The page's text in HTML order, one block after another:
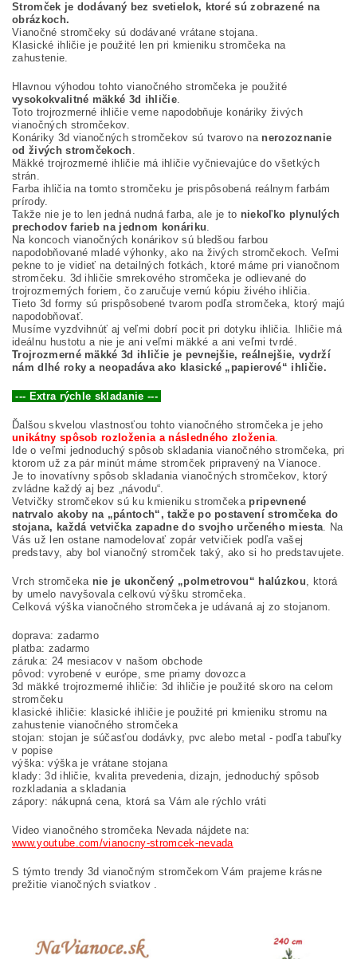
Stromček je dodávaný bez svetielok, ktoré sú zobrazené na
obrázkoch.
Vianočné stromčeky sú dodávané vrátane stojana.
Klasické ihličie je použité len pri kmieniku stromčeka na
zahustenie.
Hlavnou výhodou tohto vianočného stromčeka je použité
vysokokvalitné mäkké 3d ihličie.
Toto trojrozmerné ihličie verne napodobňuje konáriky živých
vianočných stromčekov.
Konáriky 3d vianočných stromčekov sú tvarovo na nerozoznanie
od živých stromčekoch.
Mäkké trojrozmerné ihličie má ihličie vyčnievajúce do všetkých
strán.
Farba ihličia na tomto stromčeku je prispôsobená reálnym farbám
prírody.
Takže nie je to len jedná nudná farba, ale je to niekoľko plynulých
prechodov farieb na jednom konáriku.
Na koncoch vianočných konárikov sú bledšou farbou
napodobňované mladé výhonky, ako na živých stromčekoch. Veľmi
pekne to je vidieť na detailných fotkách, ktoré máme pri vianočnom
stromčeku. 3d ihličie smrekového stromčeka je odlievané do
trojrozmerných foriem, čo zaručuje vernú kópiu živého ihličia.
Tieto 3d formy sú prispôsobené tvarom podľa stromčeka, ktorý majú
napodobňovať.
Musíme vyzdvihnúť aj veľmi dobrí pocit pri dotyku ihličia. Ihličie má
ideálnu hustotu a nie je ani veľmi mäkké a ani veľmi tvrdé.
Trojrozmerné mäkké 3d ihličie je pevnejšie, reálnejšie, vydrží
nám dlhé roky a neopadáva ako klasické „papierové“ ihličie.
--- Extra rýchle skladanie ---
Ďalšou skvelou vlastnosťou tohto vianočného stromčeka je jeho
unikátny spôsob rozloženia a následného zloženia.
Ide o veľmi jednoduchý spôsob skladania vianočného stromčeka, pri
ktorom už za pár minút máme stromček pripravený na Vianoce.
Je to inovatívny spôsob skladania vianočných stromčekov, ktorý
zvládne každý aj bez „návodu“.
Vetvičky stromčekov sú ku kmieniku stromčeka pripevnené
natrvalo akoby na „pántoch“, takže po postavení stromčeka do
stojana, každá vetvička zapadne do svojho určeného miesta. Na
Vás už len ostane namodelovať zopár vetvičiek podľa vašej
predstavy, aby bol vianočný stromček taký, ako si ho predstavujete.
Vrch stromčeka nie je ukončený „polmetrovou“ halúzkou, ktorá
by umelo navyšovala celkovú výšku stromčeka.
Celková výška vianočného stromčeka je udávaná aj zo stojanom.
doprava: zadarmo
platba: zadarmo
záruka: 24 mesiacov v našom obchode
pôvod: vyrobené v európe, sme priamy dovozca
3d mäkké trojrozmerné ihličie: 3d ihličie je použité skoro na celom
stromčeku
klasické ihličie: klasické ihličie je použité pri kmieniku stromu na
zahustenie vianočného stromčeka
stojan: stojan je súčasťou dodávky, pvc alebo metal - podľa tabuľky
v popise
výška: výška je vrátane stojana
klady: 3d ihličie, kvalita prevedenia, dizajn, jednoduchý spôsob
rozkladania a skladania
zápory: nákupná cena, ktorá sa Vám ale rýchlo vráti
Video vianočného stromčeka Nevada nájdete na:
www.youtube.com/vianocny-stromcek-nevada
S týmto trendy 3d vianočným stromčekom Vám prajeme krásne
prežitie vianočných sviatkov .